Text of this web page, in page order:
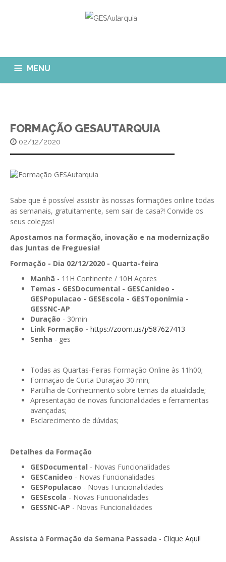
MENU
Quem Somos?
MÓDULOS
GESÁgua
GESCanídeo
GESCemitério
GESComunicação
GESDenúncia
GESDocumental
GESEscola
GESFaturação
GESFeira
GESMarcação
GESSocial
GESSNC-AP
GESSNC-AP Reg. Completo
FAQ
Custo da Chamada
Isenção de IVA
Submeter SAFT
FORMAÇÃO GESAUTARQUIA
02/12/2020
Sabe que é possível assistir às nossas formações online todas
as semanais, gratuitamente, sem sair de casa?! Convide os
seus colegas!
Apostamos na formação, inovação e na modernização
das Juntas de Freguesia!
Formação - Dia 02/12/2020 - Quarta-feira
Manhã - 11H Continente / 10H Açores
Temas - GESDocumental - GESCanideo -
GESPopulacao - GESEscola - GESToponímia -
GESSNC-AP
Duração - 30min
Link Formação - https://zoom.us/j/587627413
Senha - ges
Todas as Quartas-Feiras Formação Online às 11h00;
Formação de Curta Duração 30 min;
Partilha de Conhecimento sobre temas da atualidade;
Apresentação de novas funcionalidades e ferramentas
avançadas;
Esclarecimento de dúvidas;
Detalhes da Formação
GESDocumental - Novas Funcionalidades
GESCanideo - Novas Funcionalidades
GESPopulacao - Novas Funcionalidades
GESEscola - Novas Funcionalidades
GESSNC-AP - Novas Funcionalidades
Assista à Formação da Semana Passada - Clique Aqui!